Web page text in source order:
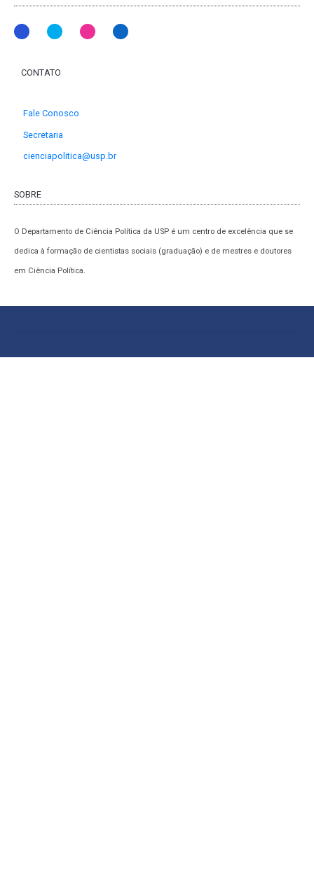
CONTATO
Fale Conosco
Secretaria
cienciapolitica@usp.br
SOBRE
O Departamento de Ciência Política da USP é um centro de excelência que se
dedica à formação de cientistas sociais (graduação) e de mestres e doutores
em Ciência Política.